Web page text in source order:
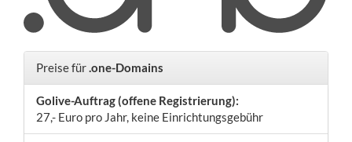
Preise für.one-Domains
Golive-Auftrag (offene Registrierung):
27,- Euro pro Jahr, keine Einrichtungsgebühr